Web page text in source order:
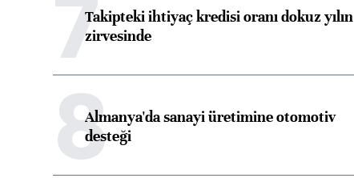
7Takipteki ihtiyaç kredisi oranı dokuz yılın
zirvesinde
8Almanya'da sanayi üretimine otomotiv
desteği